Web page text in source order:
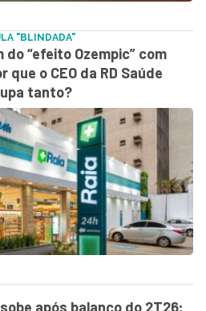
"BLINDADA"
“efeito Ozempic” com
o CEO da RD Saúde
tanto?
após balanço do 2T26;